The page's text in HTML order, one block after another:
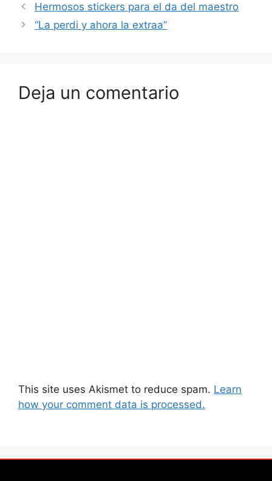
Hermosos stickers para el da del maestro
“La perdi y ahora la extraa”
Deja un comentario
This site uses Akismet to reduce spam. Learn
how your comment data is processed.